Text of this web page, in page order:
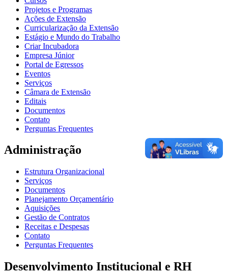
Projetos e Programas
Ações de Extensão
Curricularização da Extensão
Estágio e Mundo do Trabalho
Criar Incubadora
Empresa Júnior
Portal de Egressos
Eventos
Serviços
Câmara de Extensão
Editais
Documentos
Contato
Perguntas Frequentes
Administração
Estrutura Organizacional
Serviços
Documentos
Planejamento Orçamentário
Aquisições
Gestão de Contratos
Receitas e Despesas
Contato
Perguntas Frequentes
Desenvolvimento Institucional e RH